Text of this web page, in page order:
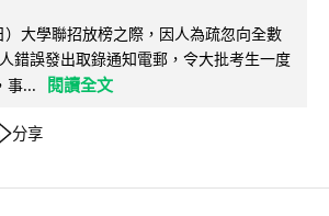
大學聯招放榜之際，因人為疏忽向全數
錯誤發出取錄通知電郵，令大批考生一度
事...
閱讀全文
分享